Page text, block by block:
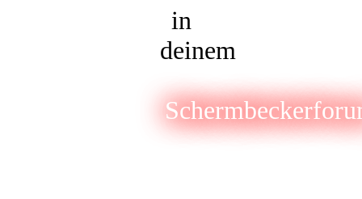
in
deinem